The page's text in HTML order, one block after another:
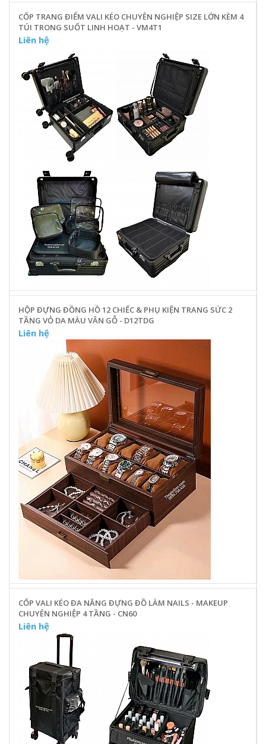
CỐP TRANG ĐIỂM VALI KÉO CHUYÊN NGHIỆP SIZE LỚN KÈM 4
TÚI TRONG SUỐT LINH HOẠT - VM4T1
Liên hệ
HỘP ĐỰNG ĐỒNG HỒ 12 CHIẾC & PHỤ KIỆN TRANG SỨC 2
TẦNG VỎ DA MÀU VÂN GỖ - D12TDG
Liên hệ
CỐP VALI KÉO ĐA NĂNG ĐỰNG ĐỒ LÀM NAILS - MAKEUP
CHUYÊN NGHIỆP 4 TẦNG - CN60
Liên hệ